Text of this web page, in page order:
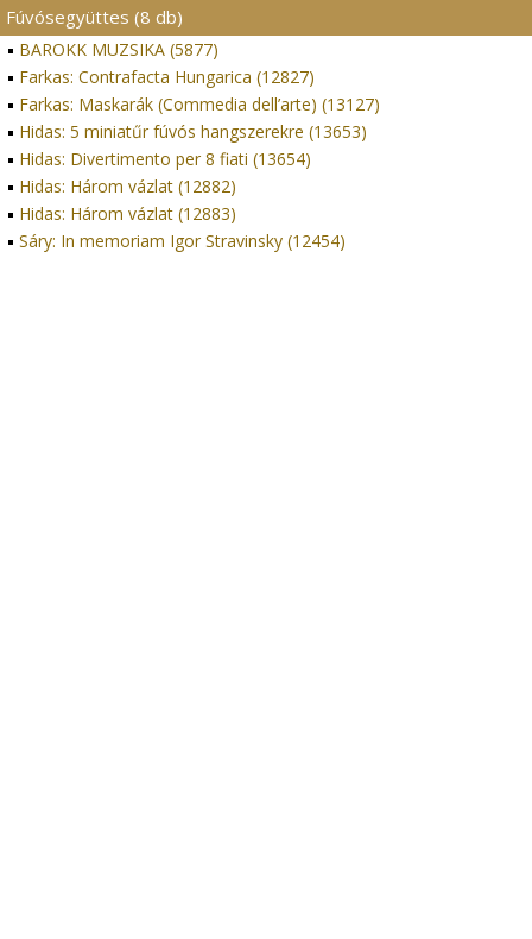
Fúvósegyüttes (8 db)
BAROKK MUZSIKA (5877)
Farkas: Contrafacta Hungarica (12827)
Farkas: Maskarák (Commedia dell’arte) (13127)
Hidas: 5 miniatűr fúvós hangszerekre (13653)
Hidas: Divertimento per 8 fiati (13654)
Hidas: Három vázlat (12882)
Hidas: Három vázlat (12883)
Sáry: In memoriam Igor Stravinsky (12454)